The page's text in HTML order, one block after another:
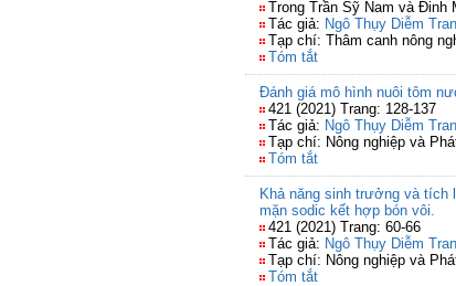
Trong Trần Sỹ Nam và Đinh
Tác giả: Ngô Thụy Diễm
Tạp chí: Thâm canh nông
Tóm tắt
Đánh giá mô hình nuôi tôm
421 (2021) Trang: 128-137
Tác giả: Ngô Thụy Diễm
Tạp chí: Nông nghiệp và
Tóm tắt
Khả năng sinh trưởng và tích
mặn sodic kết hợp bón vôi.
421 (2021) Trang: 60-66
Tác giả: Ngô Thụy Diễm
Tạp chí: Nông nghiệp và
Tóm tắt